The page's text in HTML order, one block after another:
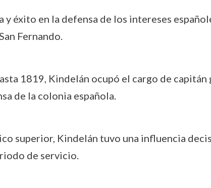
y éxito en la defensa de los intereses
Fernando.
1819, Kindelán ocupó el cargo de capitán
de la colonia española.
superior, Kindelán tuvo una influencia
de servicio.